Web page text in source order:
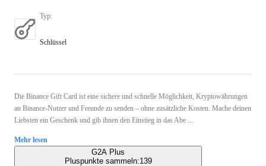
Typ:
Schlüssel
Die Binance Gift Card ist eine sichere und schnelle Möglichkeit, Kryptowährungen
an Binance-Nutzer und Freunde zu senden – ohne zusätzliche Kosten. Mache deinen
Liebsten ein Geschenk und gib ihnen den Einstieg in das Abe ...
Mehr lesen
G2A Plus
Pluspunkte sammeln:139